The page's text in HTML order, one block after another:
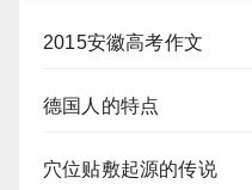
2015安徽高考作文
德国人的特点
穴位贴敷起源的传说